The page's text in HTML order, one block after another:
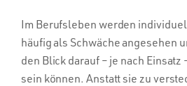
Im Berufsleben werden
häufig als Schwäche angesehen
den Blick darauf – je nach Einsatz
sein können. Anstatt sie zu